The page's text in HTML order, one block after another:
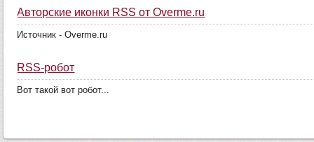
Авторские иконки RSS от Оverme.ru
Источник - Оverme.ru
RSS-робот
Вот такой вот робот...